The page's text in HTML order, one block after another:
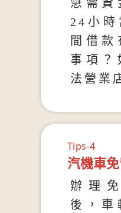
急需資
24小時
間借款
事項？
法營業
Tips-4
汽機車
辦理
後，車